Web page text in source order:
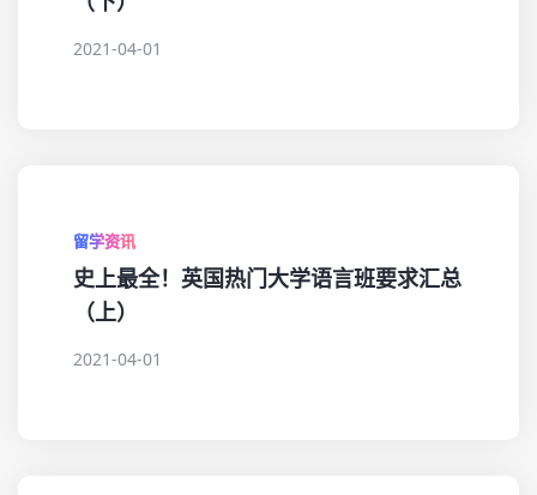
2021-04-01
留学资讯
史上最全！英国热门大学语言班要求汇总
（上）
2021-04-01